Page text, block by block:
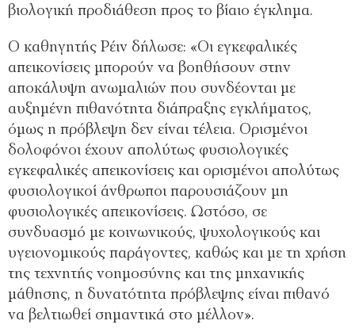
βιολογική προδιάθεση προς το βίαιο έγκλημα.
Ο καθηγητής Ρέιν δήλωσε: «Οι εγκεφαλικές
απεικονίσεις μπορούν να βοηθήσουν στην
αποκάλυψη ανωμαλιών που συνδέονται με
αυξημένη πιθανότητα διάπραξης εγκλήματος,
όμως η πρόβλεψη δεν είναι τέλεια. Ορισμένοι
δολοφόνοι έχουν απολύτως φυσιολογικές
εγκεφαλικές απεικονίσεις και ορισμένοι απολύτως
φυσιολογικοί άνθρωποι παρουσιάζουν μη
φυσιολογικές απεικονίσεις. Ωστόσο, σε
συνδυασμό με κοινωνικούς, ψυχολογικούς και
υγειονομικούς παράγοντες, καθώς και με τη χρήση
της τεχνητής νοημοσύνης και της μηχανικής
μάθησης, η δυνατότητα πρόβλεψης είναι πιθανό
να βελτιωθεί σημαντικά στο μέλλον».